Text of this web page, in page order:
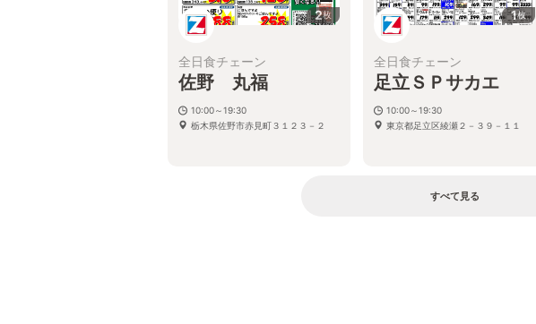
2枚
全日食チェーン
佐野 丸福
10:00～19:30
栃木県佐野市赤見町３１２３－２
1枚
全日食チェーン
足立ＳＰサカエ
10:00～19:30
東京都足立区綾瀬２－３９－１１
すべて見る